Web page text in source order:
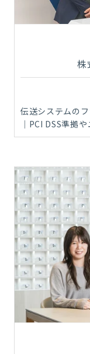
株
伝送システムの
｜PCI DSS準拠